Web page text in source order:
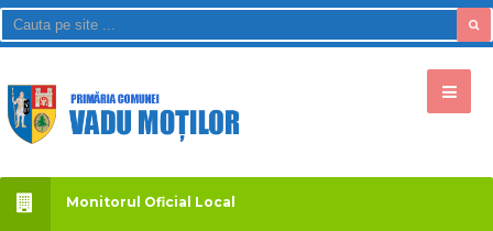
Monitorul Oficial Local